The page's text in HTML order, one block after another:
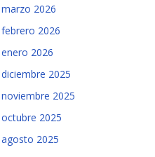
marzo 2026
febrero 2026
enero 2026
diciembre 2025
noviembre 2025
octubre 2025
agosto 2025